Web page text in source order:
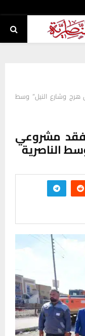
وشارع النيل” وسط
مشروعي
الناصرية